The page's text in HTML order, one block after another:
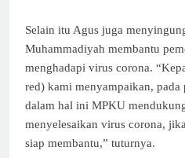
Selain itu Agus juga
Muhammadiyah membantu
menghadapi virus corona.
red) kami menyampaikan,
dalam hal ini MPKU
menyelesaikan virus corona,
siap membantu,” tuturnya.